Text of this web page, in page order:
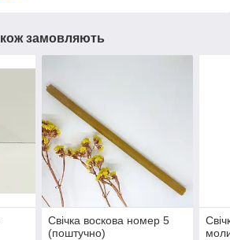
замовляють
Свічка воскова номер 5
(поштучно)